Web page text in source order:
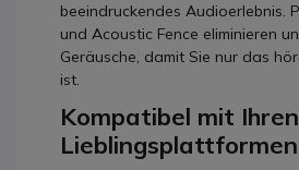
beeindruckendes Audioerlebnis.
und Acoustic Fence eliminieren
Geräusche, damit Sie nur das
ist.
Kompatibel mit Ihren
Lieblingsplattformen